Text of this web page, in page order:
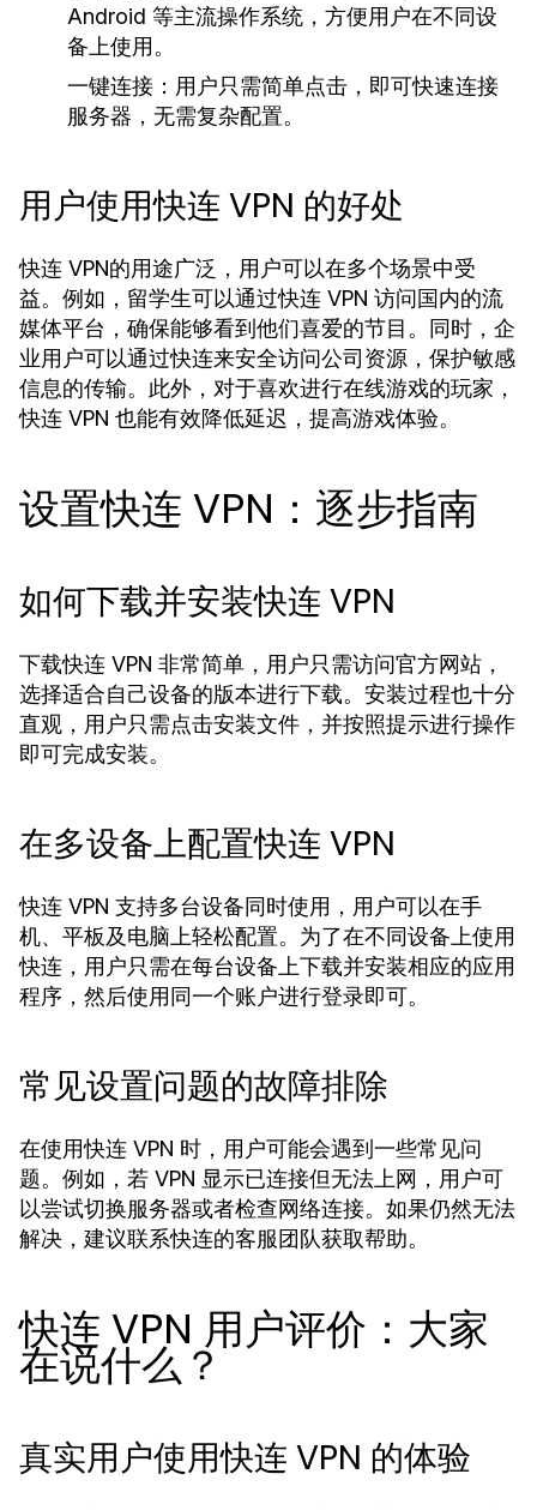
Android 等主流操作系统，方便用户在不同设
备上使用。
一键连接： 用户只需简单点击，即可快速连接
服务器，无需复杂配置。
用户使用快连 VPN 的好处
快连 VPN的用途广泛，用户可以在多个场景中受
益。例如，留学生可以通过快连 VPN 访问国内的流
媒体平台，确保能够看到他们喜爱的节目。同时，企
业用户可以通过快连来安全访问公司资源，保护敏感
信息的传输。此外，对于喜欢进行在线游戏的玩家，
快连 VPN 也能有效降低延迟，提高游戏体验。
设置快连 VPN：逐步指南
如何下载并安装快连 VPN
下载快连 VPN 非常简单，用户只需访问官方网站，
选择适合自己设备的版本进行下载。安装过程也十分
直观，用户只需点击安装文件，并按照提示进行操作
即可完成安装。
在多设备上配置快连 VPN
快连 VPN 支持多台设备同时使用，用户可以在手
机、平板及电脑上轻松配置。为了在不同设备上使用
快连，用户只需在每台设备上下载并安装相应的应用
程序，然后使用同一个账户进行登录即可。
常见设置问题的故障排除
在使用快连 VPN 时，用户可能会遇到一些常见问
题。例如，若 VPN 显示已连接但无法上网，用户可
以尝试切换服务器或者检查网络连接。如果仍然无法
解决，建议联系快连的客服团队获取帮助。
快连 VPN 用户评价：大家
在说什么？
真实用户使用快连 VPN 的体验